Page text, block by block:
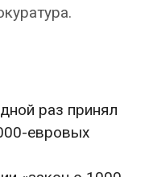
раз принял
евровых